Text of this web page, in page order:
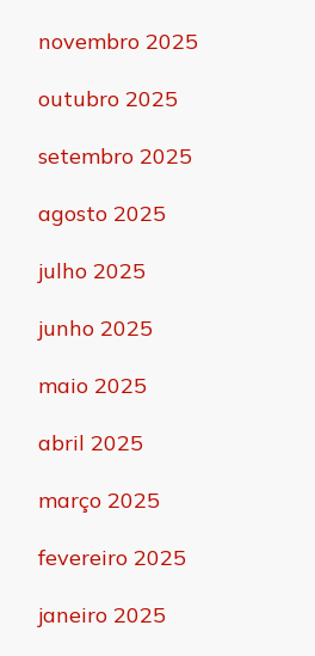
novembro 2025
outubro 2025
setembro 2025
agosto 2025
julho 2025
junho 2025
maio 2025
abril 2025
março 2025
fevereiro 2025
janeiro 2025